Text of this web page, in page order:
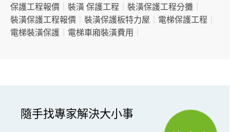
保護工程報價
裝潢 保護工程 裝潢保護工程分攤
裝潢保護工程報價
裝潢保護板特力屋 電梯保護工程
電梯裝潢保護
電梯車廂裝潢費用
隨手找專家解決大小事